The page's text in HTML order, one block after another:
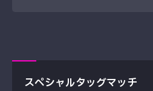
スペシャルタッグマッチ